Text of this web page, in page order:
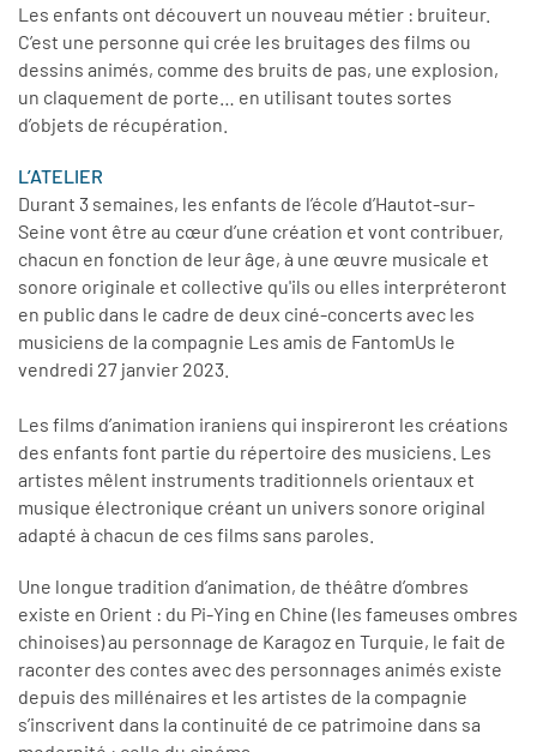
Les enfants ont découvert un nouveau métier : bruiteur.
C’est une personne qui crée les bruitages des films ou
dessins animés, comme des bruits de pas, une explosion,
un claquement de porte… en utilisant toutes sortes
d’objets de récupération.
L’ATELIER
Durant 3 semaines, les enfants de l’école d’Hautot-sur-
Seine vont être au cœur d’une création et vont contribuer,
chacun en fonction de leur âge, à une œuvre musicale et
sonore originale et collective qu'ils ou elles interpréteront
en public dans le cadre de deux ciné-concerts avec les
musiciens de la compagnie Les amis de FantomUs le
vendredi 27 janvier 2023.
Les films d’animation iraniens qui inspireront les créations
des enfants font partie du répertoire des musiciens. Les
artistes mêlent instruments traditionnels orientaux et
musique électronique créant un univers sonore original
adapté à chacun de ces films sans paroles.
Une longue tradition d’animation, de théâtre d’ombres
existe en Orient : du Pi-Ying en Chine (les fameuses ombres
chinoises) au personnage de Karagoz en Turquie, le fait de
raconter des contes avec des personnages animés existe
depuis des millénaires et les artistes de la compagnie
s’inscrivent dans la continuité de ce patrimoine dans sa